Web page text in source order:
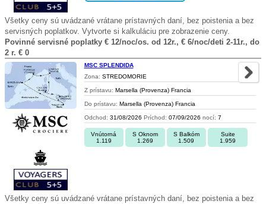
Všetky ceny sú uvádzané vrátane prístavných daní, bez poistenia a bez
servisných poplatkov. Vytvorte si kalkuláciu pre zobrazenie ceny.
Povinné servisné poplatky € 12/noc/os. od 12r., € 6/noc/deti 2-11r., do
2 r. € 0
MSC SPLENDIDA
Zona: STREDOMORIE
Z prístavu: Marsella (Provenza) Francia
Do prístavu: Marsella (Provenza) Francia
Odchod: 31/08/2026 Príchod: 07/09/2026 nocí: 7
Vnútorná
1.119
S Oknom
1.269
S Balkóm
1.509
Suite
1.959
Všetky ceny sú uvádzané vrátane prístavných daní, bez poistenia a bez